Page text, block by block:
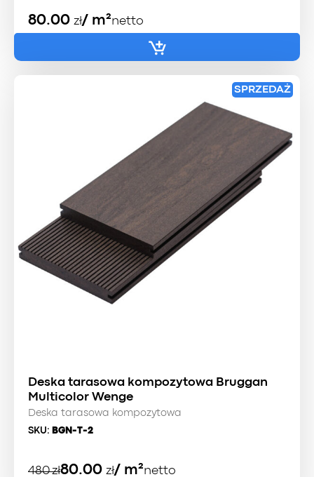
80.00 zł/ m²netto
SPRZEDAŻ
Deska tarasowa kompozytowa Bruggan
Multicolor Wenge
Deska tarasowa kompozytowa
SKU: BGN-T-2
480zł
Pierwotna
80.00 zł
Aktualna
/ m²netto